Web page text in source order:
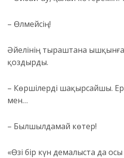
– Өлмейсің!
Әйелінің тыраштана
қоздырды.
– Көршілерді шақырсайшы.
мен…
– Былшылдамай көтер!
«Өзі бір күн демалыста да